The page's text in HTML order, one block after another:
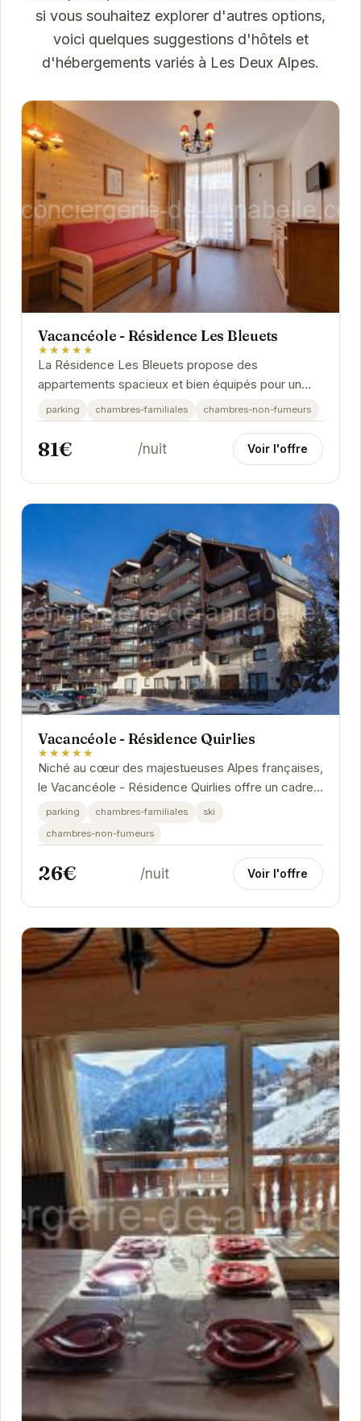
si vous souhaitez explorer d'autres options,
voici quelques suggestions d'hôtels et
d'hébergements variés à Les Deux Alpes.
Vacancéole - Résidence Les Bleuets
★★★★★
La Résidence Les Bleuets propose des
appartements spacieux et bien équipés pour un
séjour confortable aux Deux Alpes.
parking chambres-familiales chambres-non-fumeurs
81€ /nuit Voir l'offre
Vacancéole - Résidence Quirlies
★★★★★
Niché au cœur des majestueuses Alpes françaises,
le Vacancéole - Résidence Quirlies offre un cadre
idyllique pour des vacances inoubliables....
parking chambres-familiales
ski
chambres-non-fumeurs
26€ /nuit Voir l'offre